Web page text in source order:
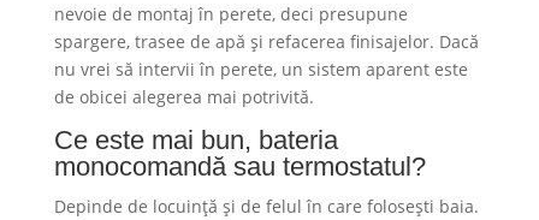
nevoie de montaj în perete, deci presupune
spargere, trasee de apă și refacerea finisajelor. Dacă
nu vrei să intervii în perete, un sistem aparent este
de obicei alegerea mai potrivită.
Ce este mai bun, bateria
monocomandă sau termostatul?
Depinde de locuință și de felul în care folosești baia.